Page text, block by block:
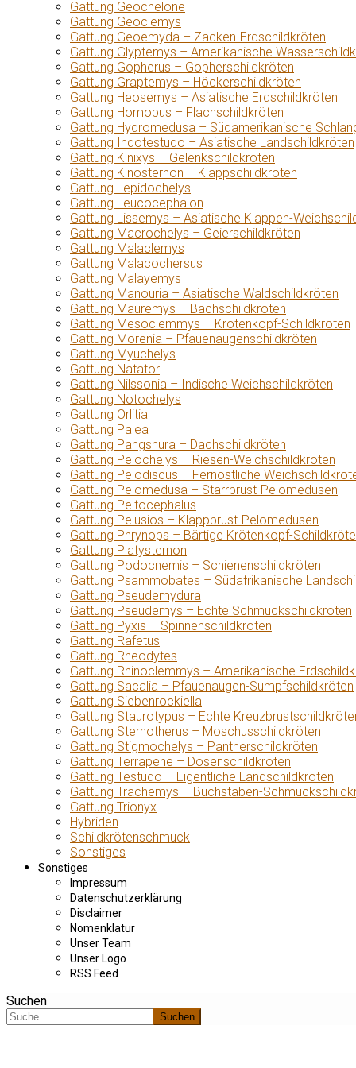
Gattung Geochelone
Gattung Geoclemys
Gattung Geoemyda – Zacken-Erdschildkröten
Gattung Glyptemys – Amerikanische
Gattung Gopherus – Gopherschildkröten
Gattung Graptemys – Höckerschildkröten
Gattung Heosemys – Asiatische Erdschildkröten
Gattung Homopus – Flachschildkröten
Gattung Hydromedusa – Südamerikanische
Gattung Indotestudo – Asiatische Landschildkröten
Gattung Kinixys – Gelenkschildkröten
Gattung Kinosternon – Klappschildkröten
Gattung Lepidochelys
Gattung Leucocephalon
Gattung Lissemys – Asiatische Klappen-
Gattung Macrochelys – Geierschildkröten
Gattung Malaclemys
Gattung Malacochersus
Gattung Malayemys
Gattung Manouria – Asiatische Waldschildkröten
Gattung Mauremys – Bachschildkröten
Gattung Mesoclemmys – Krötenkopf-Schildkröten
Gattung Morenia – Pfauenaugenschildkröten
Gattung Myuchelys
Gattung Natator
Gattung Nilssonia – Indische Weichschildkröten
Gattung Notochelys
Gattung Orlitia
Gattung Palea
Gattung Pangshura – Dachschildkröten
Gattung Pelochelys – Riesen-Weichschildkröten
Gattung Pelodiscus – Fernöstliche
Gattung Pelomedusa – Starrbrust-Pelomedusen
Gattung Peltocephalus
Gattung Pelusios – Klappbrust-Pelomedusen
Gattung Phrynops – Bärtige Krötenkopf-
Gattung Platysternon
Gattung Podocnemis – Schienenschildkröten
Gattung Psammobates – Südafrikanische
Gattung Pseudemydura
Gattung Pseudemys – Echte Schmuckschildkröten
Gattung Pyxis – Spinnenschildkröten
Gattung Rafetus
Gattung Rheodytes
Gattung Rhinoclemmys – Amerikanische
Gattung Sacalia – Pfauenaugen-Sumpfschildkröten
Gattung Siebenrockiella
Gattung Staurotypus – Echte
Gattung Sternotherus – Moschusschildkröten
Gattung Stigmochelys – Pantherschildkröten
Gattung Terrapene – Dosenschildkröten
Gattung Testudo – Eigentliche Landschildkröten
Gattung Trachemys – Buchstaben-
Gattung Trionyx
Hybriden
Schildkrötenschmuck
Sonstiges
Sonstiges
Impressum
Datenschutzerklärung
Disclaimer
Nomenklatur
Unser Team
Unser Logo
RSS Feed
Suchen
Suchen